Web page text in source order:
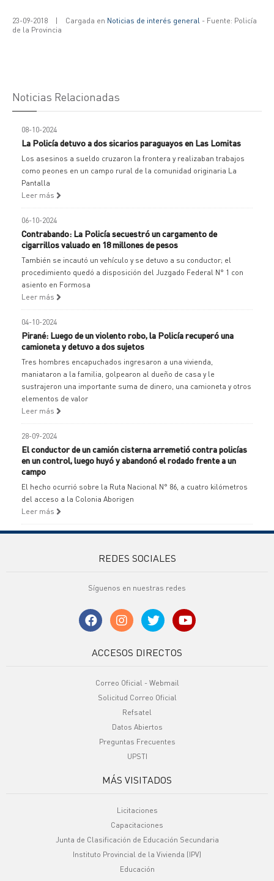
23-09-2018 | Cargada en Noticias de interés general - Fuente: Policía
de la Provincia
Noticias Relacionadas
08-10-2024
La Policía detuvo a dos sicarios paraguayos en Las Lomitas
Los asesinos a sueldo cruzaron la frontera y realizaban trabajos
como peones en un campo rural de la comunidad originaria La
Pantalla
Leer más
06-10-2024
Contrabando: La Policía secuestró un cargamento de
cigarrillos valuado en 18 millones de pesos
También se incautó un vehículo y se detuvo a su conductor; el
procedimiento quedó a disposición del Juzgado Federal N° 1 con
asiento en Formosa
Leer más
04-10-2024
Pirané: Luego de un violento robo, la Policía recuperó una
camioneta y detuvo a dos sujetos
Tres hombres encapuchados ingresaron a una vivienda,
maniataron a la familia, golpearon al dueño de casa y le
sustrajeron una importante suma de dinero, una camioneta y otros
elementos de valor
Leer más
28-09-2024
El conductor de un camión cisterna arremetió contra policías
en un control, luego huyó y abandonó el rodado frente a un
campo
El hecho ocurrió sobre la Ruta Nacional N° 86, a cuatro kilómetros
del acceso a la Colonia Aborigen
Leer más
REDES SOCIALES
Síguenos en nuestras redes
ACCESOS DIRECTOS
Correo Oficial - Webmail
Solicitud Correo Oficial
Refsatel
Datos Abiertos
Preguntas Frecuentes
UPSTI
MÁS VISITADOS
Licitaciones
Capacitaciones
Junta de Clasificación de Educación Secundaria
Instituto Provincial de la Vivienda (IPV)
Educación